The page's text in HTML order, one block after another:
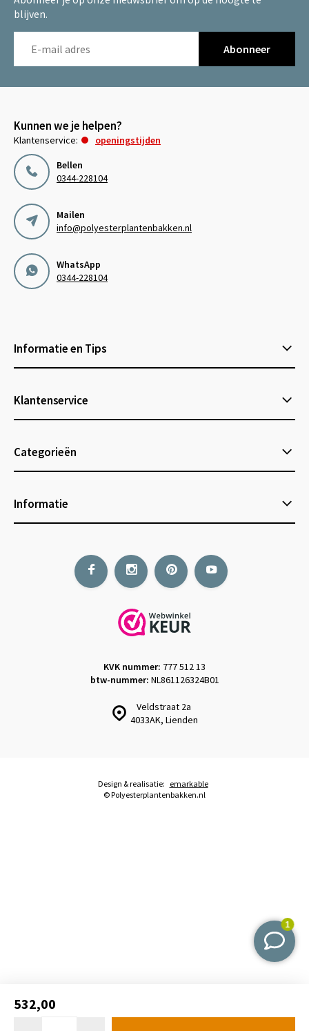
532,00
blijven.
Abonneer
Kunnen we je helpen?
Klantenservice:
openingstijden
Bellen
0344-228104
Mailen
info@polyesterplantenbakken.nl
WhatsApp
0344-228104
Informatie en Tips
Klantenservice
Categorieën
Informatie
Veldstraat 2a
4033AK, Lienden
KVK nummer: 777 512 13
btw-nummer: NL861126324B01
© Polyesterplantenbakken.nl
Design & realisatie: emarkable